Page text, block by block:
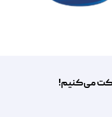
می‌کنیم!